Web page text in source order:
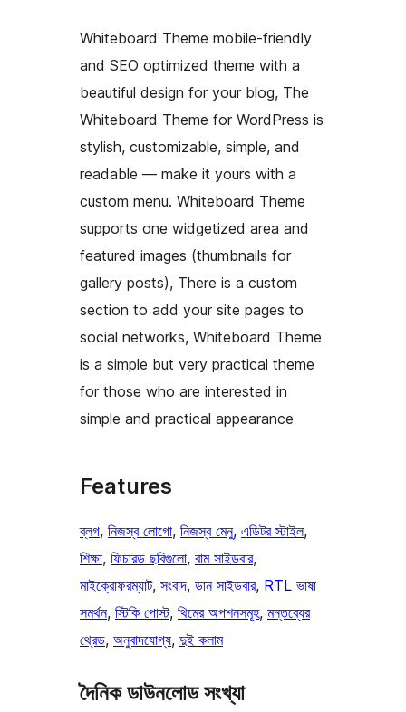
Whiteboard Theme mobile-friendly
and SEO optimized theme with a
beautiful design for your blog, The
Whiteboard Theme for WordPress is
stylish, customizable, simple, and
readable — make it yours with a
custom menu. Whiteboard Theme
supports one widgetized area and
featured images (thumbnails for
gallery posts), There is a custom
section to add your site pages to
social networks, Whiteboard Theme
is a simple but very practical theme
for those who are interested in
simple and practical appearance
Features
ব্লগ, নিজস্ব লোগো, নিজস্ব মেনু, এডিটর স্টাইল
শিক্ষা, ফিচারড ছবিগুলো, বাম সাইডবার
মাইক্রোফরম্যাট, সংবাদ, ডান সাইডবার, RTL ভাষা
সমর্থন, স্টিকি পোস্ট, থিমের অপশনসমূহ, মন্তব্যের
থ্রেড, অনুবাদযোগ্য, দুই কলাম
দৈনিক ডাউনলোড সংখ্যা